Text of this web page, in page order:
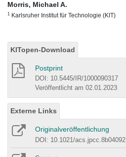
Morris, Michael A.
1 Karlsruher Institut für Technologie (KIT)
KITopen-Download
Postprint
DOI: 10.5445/IR/1000090317
Veröffentlicht am 02.01.2023
Externe Links
Originalveröffentlichung
DOI: 10.1021/acs.jpcc.8b04092